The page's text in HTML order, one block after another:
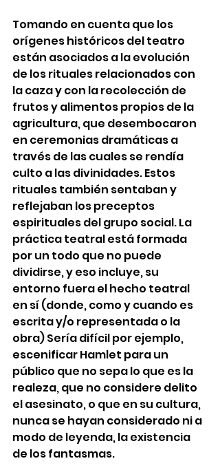
Tomando en cuenta que los
orígenes históricos del teatro
están asociados a la evolución
de los rituales relacionados con
la caza y con la recolección de
frutos y alimentos propios de la
agricultura, que desembocaron
en ceremonias dramáticas a
través de las cuales se rendía
culto a las divinidades. Estos
rituales también sentaban y
reflejaban los preceptos
espirituales del grupo social. La
práctica teatral está formada
por un todo que no puede
dividirse, y eso incluye, su
entorno fuera el hecho teatral
en sí (donde, como y cuando es
escrita y/o representada o la
obra) Sería difícil por ejemplo,
escenificar Hamlet para un
público que no sepa lo que es la
realeza, que no considere delito
el asesinato, o que en su cultura,
nunca se hayan considerado ni a
modo de leyenda, la existencia
de los fantasmas.